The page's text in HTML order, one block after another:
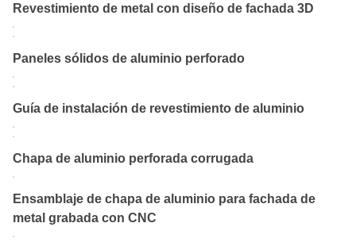
Revestimiento de metal con diseño de fachada 3D
Paneles sólidos de aluminio perforado
Guía de instalación de revestimiento de aluminio
Chapa de aluminio perforada corrugada
Ensamblaje de chapa de aluminio para fachada de
metal grabada con CNC